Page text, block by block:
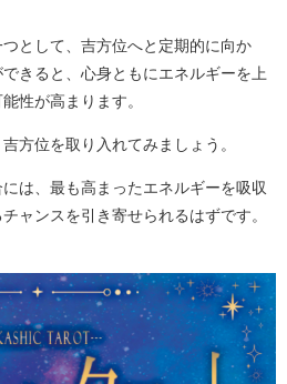
として、吉方位へと定期的に向か
きると、心身ともにエネルギーを上
性が高まります。
方位を取り入れてみましょう。
は、最も高まったエネルギーを吸収
ャンスを引き寄せられるはずです。